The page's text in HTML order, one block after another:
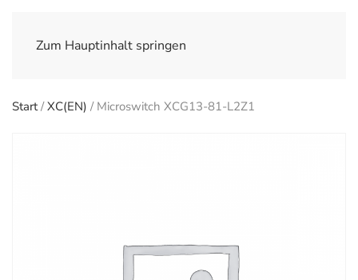
Zum Hauptinhalt springen
Start/XC(EN) / Microswitch XCG13-81-L2Z1